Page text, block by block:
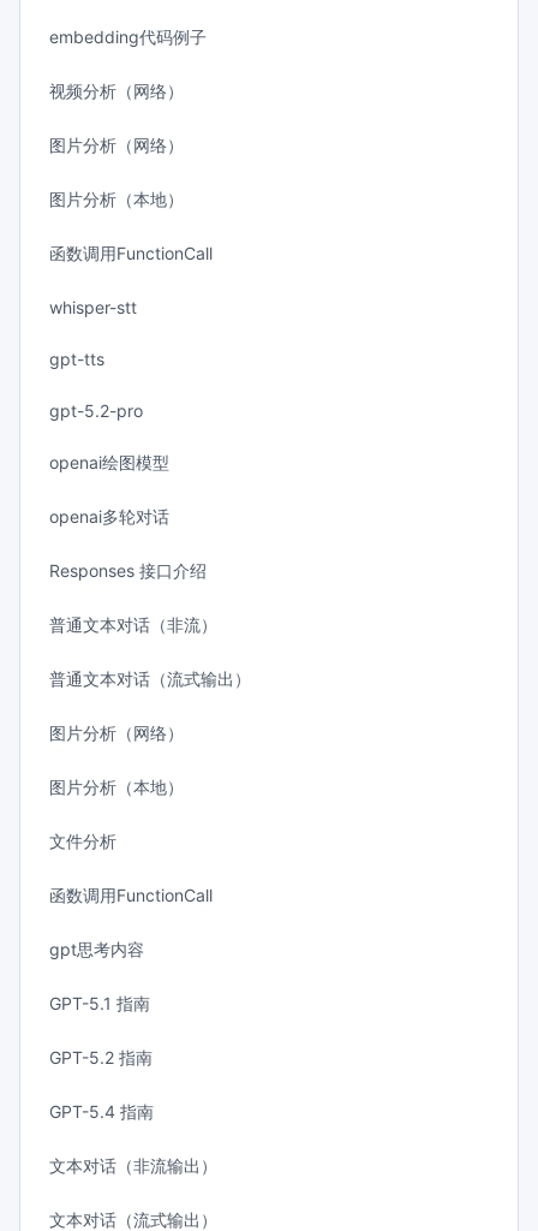
embedding代码例子
视频分析（网络）
图片分析（网络）
图片分析（本地）
函数调用FunctionCall
whisper-stt
gpt-tts
gpt-5.2-pro
openai绘图模型
openai多轮对话
Responses 接口介绍
普通文本对话（非流）
普通文本对话（流式输出）
图片分析（网络）
图片分析（本地）
文件分析
函数调用FunctionCall
gpt思考内容
GPT-5.1 指南
GPT-5.2 指南
GPT-5.4 指南
文本对话（非流输出）
文本对话（流式输出）